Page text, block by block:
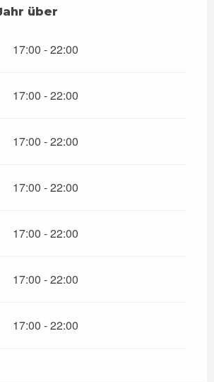
über
über
17:00 - 22:00
17:00 - 22:00
17:00 - 22:00
17:00 - 22:00
17:00 - 22:00
17:00 - 22:00
17:00 - 22:00